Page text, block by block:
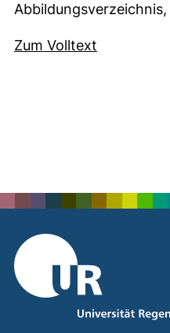
Abbildungsverzeichnis,
Zum Volltext